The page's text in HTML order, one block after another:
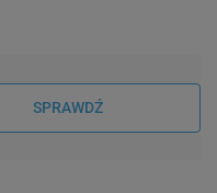
SPRAWDŹ